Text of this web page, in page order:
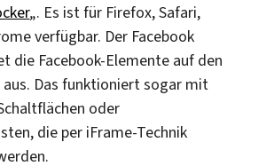
„. Es ist für Firefox, Safari,
verfügbar. Der Facebook
die Facebook-Elemente auf den
aus. Das funktioniert sogar mit
oder
die per iFrame-Technik